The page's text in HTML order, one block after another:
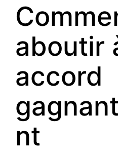
aboutir
accord
nt